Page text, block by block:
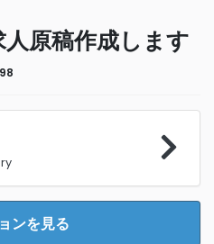
原稿作成します
ンを見る